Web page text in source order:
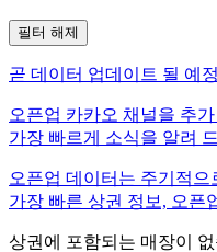
필터 해제
곧 데이터 업데이트 될 예
오픈업 카카오 채널을 추
가장 빠르게 소식을 알려
오픈업 데이터는 주기적으
가장 빠른 상권 정보, 오픈
상권에 포함되는 매장이